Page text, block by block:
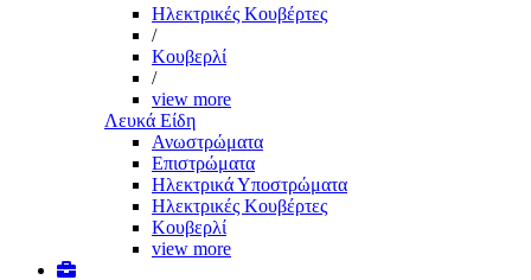
Ηλεκτρικές Κουβέρτες
/
Κουβερλί
/
view more
Λευκά Είδη
Ανωστρώματα
Επιστρώματα
Ηλεκτρικά Υποστρώματα
Ηλεκτρικές Κουβέρτες
Κουβερλί
view more